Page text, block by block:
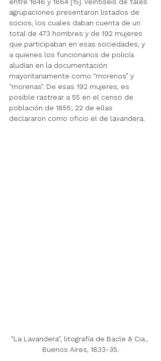
agrupaciones presentaron listados de
socios, los cuales daban cuenta de un
total de 473 hombres y de 192 mujeres
que participaban en esas sociedades, y
a quienes los funcionarios de policía
aludían en la documentación
mayoritariamente como “morenos” y
“morenas”. De esas 192 mujeres, es
posible rastrear a 55 en el censo de
población de 1855; 22 de ellas
declararon como oficio el de lavandera.
"La Lavandera", litografía de Bacle & Cia.,
Buenos Aires, 1833-35.